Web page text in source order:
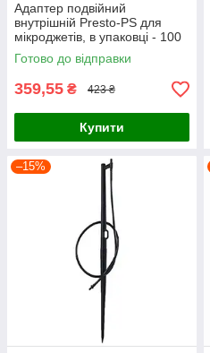
Адаптер подвійний
внутрішній Presto-PS для
мікроджетів, в упаковці - 100
шт. (5147)
Готово до відправки
359,55 ₴ 423 ₴
Купити
–15%